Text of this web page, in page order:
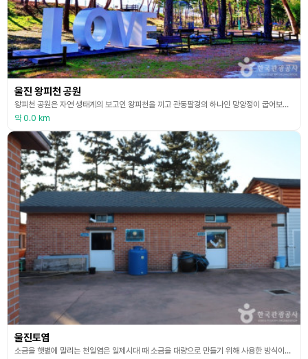
울진 왕피천 공원
왕피천 공원은 자연 생태계의 보고인 왕피천을 끼고 관동팔경의 하나인 망양정이 굽어보는 동해 바다가 이웃하는 강과 바다가 만든 20여 만평의 대지 위에 한국 자연을 축소하여 옮겨놓은 듯한 아름다운 공원이다. 우리나라에서는 보기 드문 생태공원으로 사계절 내내 다양한 볼거리와 체험을 제공하는 곳이다. 전시관, 실내시설, 야외시설, 체험시설 등으로 구성되어 있다. 전시관의 경우 울진곤충여행관과 울진아쿠아리움으로 이루어져 있다. 곤충과 해양생물과 교감해 보고 자
약 0.0 km
울진토염
소금을 햇볕에 말리는 천일염은 일제시대 때 소금을 대량으로 만들기 위해 사용한 방식이었다. 울진토염에서는 대를 이은 소금장인 의천 조희조 명장의 집념으로 만들어 낸 우리의 전통소금이 있고 이를 기억하기 위한 체험과정을 운영한다. 토염이란 토판에 황토를 깔고 그 위에 바닷물을 뿌리고 말리기를 10여 회 반복한 소금기 가득한 황토에 다시 바닷물을 부어 가마솥에서 끓여 수분을 증발시키는 우리의 전통방식이다. 이런 과정을 거치면 미네랄이 풍부하고 염도 높은 소